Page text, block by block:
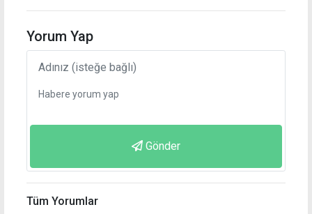
Yorum Yap
Gönder
Tüm Yorumlar